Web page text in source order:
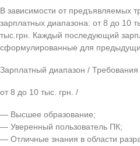
В зависимости от предъявляемых
зарплатных диапазона: от 8 до 10
тыс.грн. Каждый последующий
сформулированные для
Зарплатный диапазон /
от 8 до 10 тыс. грн. /
— Высшее образование;
— Уверенный пользователь ПК;
— Отличные знания в области